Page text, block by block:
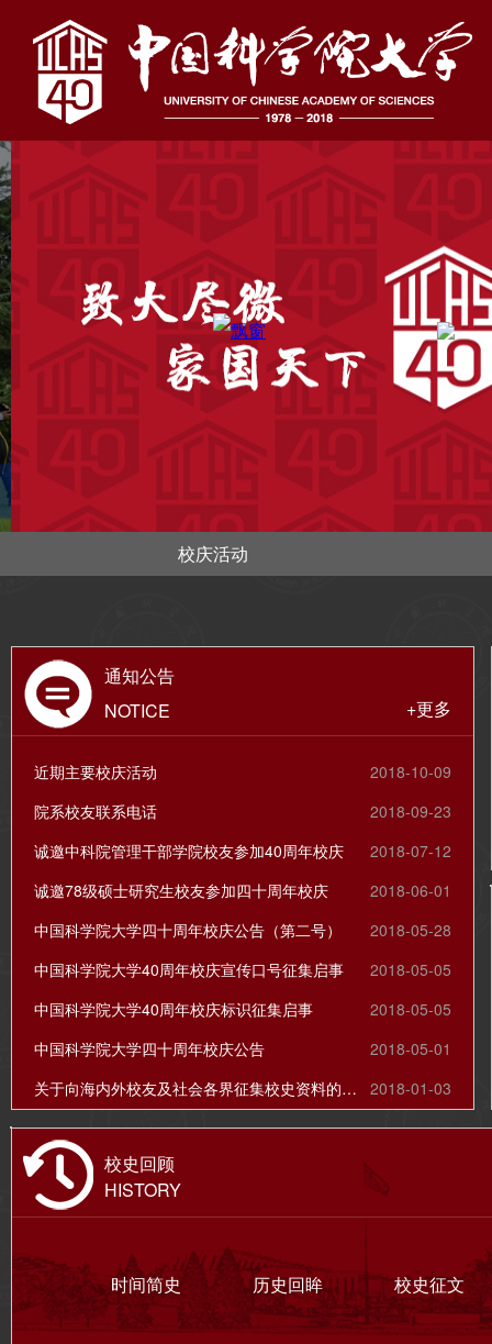
校庆活动
通知公告
NOTICE
+更多
2018-10-09
近期主要校庆活动
2018-09-23
院系校友联系电话
2018-07-12
诚邀中科院管理干部学院校友参加40周年校庆
2018-06-01
诚邀78级硕士研究生校友参加四十周年校庆
2018-05-28
中国科学院大学四十周年校庆公告（第二号）
2018-05-05
中国科学院大学40周年校庆宣传口号征集启事
2018-05-05
中国科学院大学40周年校庆标识征集启事
2018-05-01
中国科学院大学四十周年校庆公告
2018-01-03
关于向海内外校友及社会各界征集校史资料的公告
校史回顾
HISTORY
时间简史 历史回眸 校史征文